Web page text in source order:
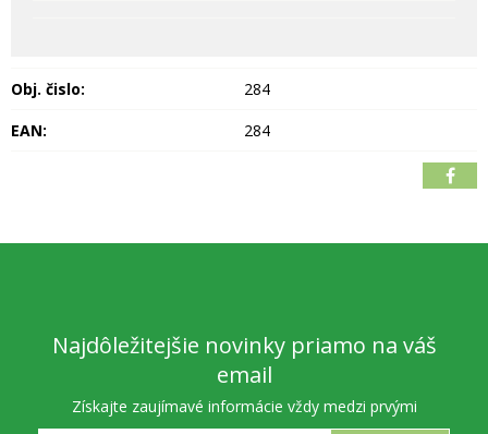
Obj. čislo:
284
EAN:
284
Najdôležitejšie novinky priamo na váš
email
Získajte zaujímavé informácie vždy medzi prvými